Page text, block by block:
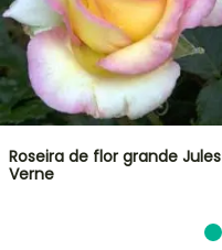
Roseira de flor grande Jules
Verne